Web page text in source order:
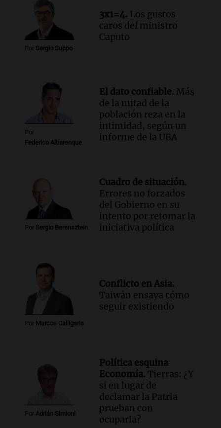
Una mañana para todos
Episodios
Audio.Chile planteó mejorar la
conectividad fronteriza, aérea y digital
con Jujuy
Por Sergio Suppo
3x1=4. Los gustos
caros del ministro
Caputo
Por
Federico Albarenque
El dato confiable. Más
de la mitad de la
población reza en la
intimidad, según un
informe de la UBA
Por Sergio Berensztein
Cuadro de situación.
Errores no forzados
del Gobierno en su
intento por retomar la
iniciativa política
Por Marcos Calligaris
Conflicto en Asia.
Taiwán ensaya cómo
seguir existiendo
Por Adrián Simioni
Política esquina
Economía. Tierras: ¿Y
si en lugar de
declamar la Patria
prueban con
ocuparla?